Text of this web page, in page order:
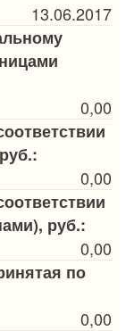
13.06.2017
0,00
0,00
руб.:
0,00
по
0,00